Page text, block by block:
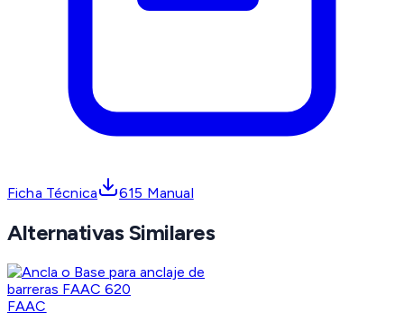
Ficha Técnica 615 Manual
Alternativas Similares
FAAC